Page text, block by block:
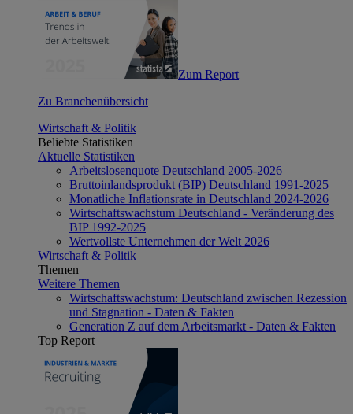
Zum Report
Zu Branchenübersicht
Wirtschaft & Politik
Beliebte Statistiken
Aktuelle Statistiken
Arbeitslosenquote Deutschland 2005-2026
Bruttoinlandsprodukt (BIP) Deutschland 1991-2025
Monatliche Inflationsrate in Deutschland 2024-2026
Wirtschaftswachstum Deutschland - Veränderung des
BIP 1992-2025
Wertvollste Unternehmen der Welt 2026
Wirtschaft & Politik
Themen
Weitere Themen
Wirtschaftswachstum: Deutschland zwischen Rezession
und Stagnation - Daten & Fakten
Generation Z auf dem Arbeitsmarkt - Daten & Fakten
Top Report